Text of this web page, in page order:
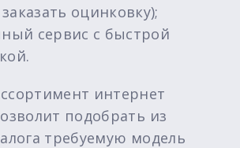
оцинковку);
сервис с быстрой
интернет
подобрать из
требуемую модель